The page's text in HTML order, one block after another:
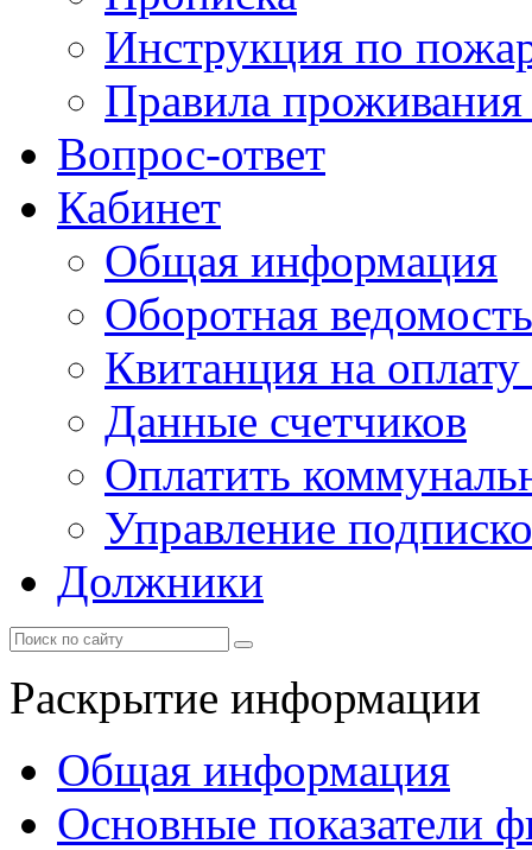
Инструкция по
Правила
Вопрос-ответ
Кабинет
Общая информация
Оборотная ведомость
Квитанция на
Данные счетчиков
Оплатить
Управление
Должники
Раскрытие информации
Общая информация
Основные показатели